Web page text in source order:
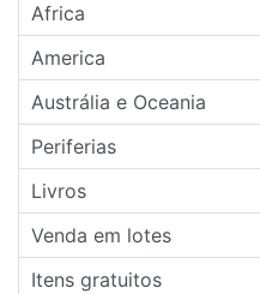
Africa
America
Austrália e Oceania
Periferias
Livros
Venda em lotes
Itens gratuitos